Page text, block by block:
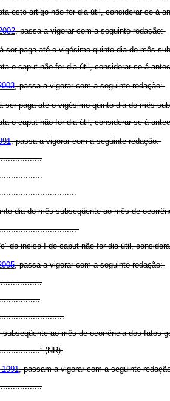
este artigo não for dia útil, considerar-se-á
, passa a vigorar com a seguinte redação:
ser paga até o vigésimo quinto dia do mês
o caput não for dia útil, considerar-se-á
, passa a vigorar com a seguinte redação:
ser paga até o vigésimo quinto dia do mês
o caput não for dia útil, considerar-se-á
, passa a vigorar com a seguinte redação:
dia do mês subseqüente ao mês de
do inciso I do caput não for dia útil,
, passa a vigorar com a seguinte redação:
ao mês de ocorrência dos fatos
(NR)
, passam a vigorar com a seguinte